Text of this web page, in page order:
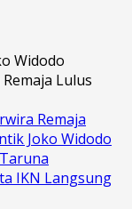
Widodo
Lulus
Remaja
Joko Widodo
IKN Langsung